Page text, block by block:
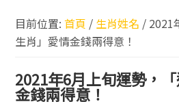
師
徐
震
諒
目前位置:首頁 / 生肖姓名 / 2021
生肖」愛情金錢兩得意！
2021年6月上旬運勢，
金錢兩得意！